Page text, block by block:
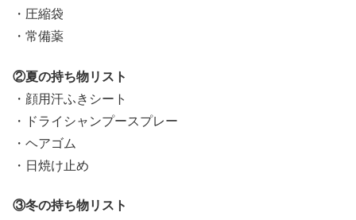
・圧縮袋
・常備薬
②夏の持ち物リスト
・顔用汗ふきシート
・ドライシャンプースプレー
・ヘアゴム
・日焼け止め
③冬の持ち物リスト